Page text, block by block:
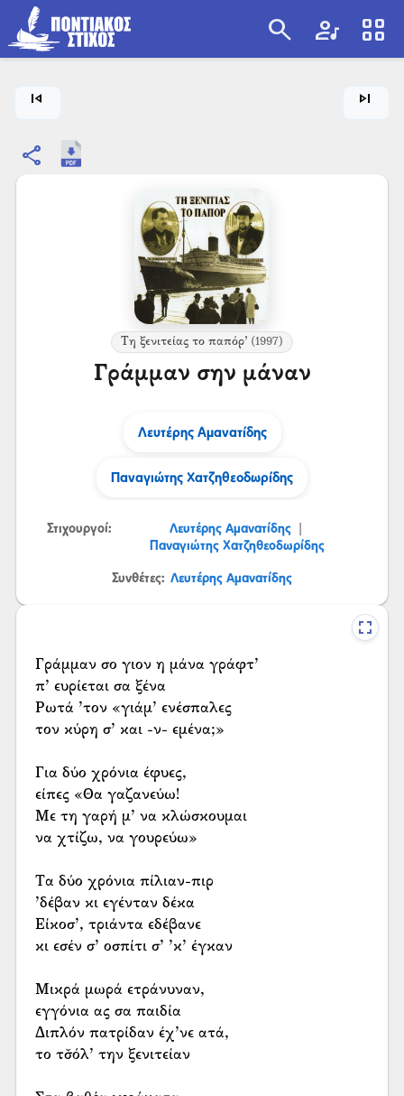
search artist view_cozy
skip_previous skip_next
share
Τη ξενιτείας το παπόρ’ (1997)
Γράμμαν σην μάναν
Λευτέρης Αμανατίδης
Παναγιώτης Χατζηθεοδωρίδης
Στιχουργοί: Λευτέρης Αμανατίδης
Παναγιώτης Χατζηθεοδωρίδης
Συνθέτες: Λευτέρης Αμανατίδης
Γράμμαν σο γιον η μάνα γράφτ’
π’ ευρίεται σα ξένα
Ρωτά ’τον «γιάμ’ ενέσπαλες
τον κύρη σ’ και -ν- εμένα;»
Για δύο χρόνια έφυες,
είπες «Θα γαζανεύω!
Με τη γαρή μ’ να κλώσκουμαι
να χτίζω, να γουρεύω»
Τα δύο χρόνια πίλιαν-πιρ
’δέβαν κι εγένταν δέκα
Είκοσ’, τριάντα εδέβανε
κι εσέν σ’ οσπίτι σ’ ’κ’ έγκαν
Μικρά μωρά ετράνυναν,
εγγόνια ας σα παιδία
Διπλόν πατρίδαν έχ’νε ατά,
το τσ̌όλ’ την ξενιτείαν